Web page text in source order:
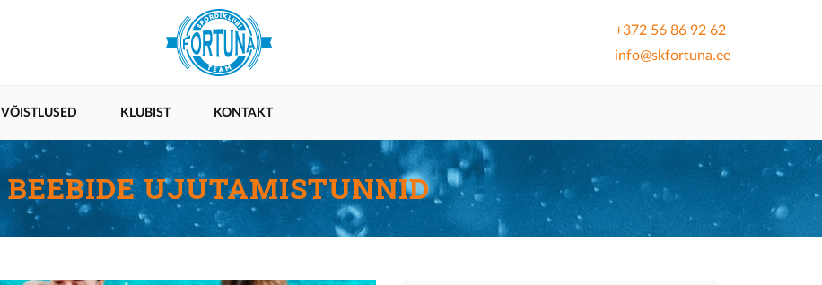
+372 56 86 92 62
info@skfortuna.ee
VÕISTLUSED KLUBIST KONTAKT
BEEBIDE UJUTAMISTUNNID